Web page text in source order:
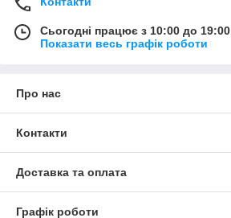
Сьогодні працює з 10:00 до 19:00
Показати весь графік роботи
Про нас
Контакти
Доставка та оплата
Графік роботи